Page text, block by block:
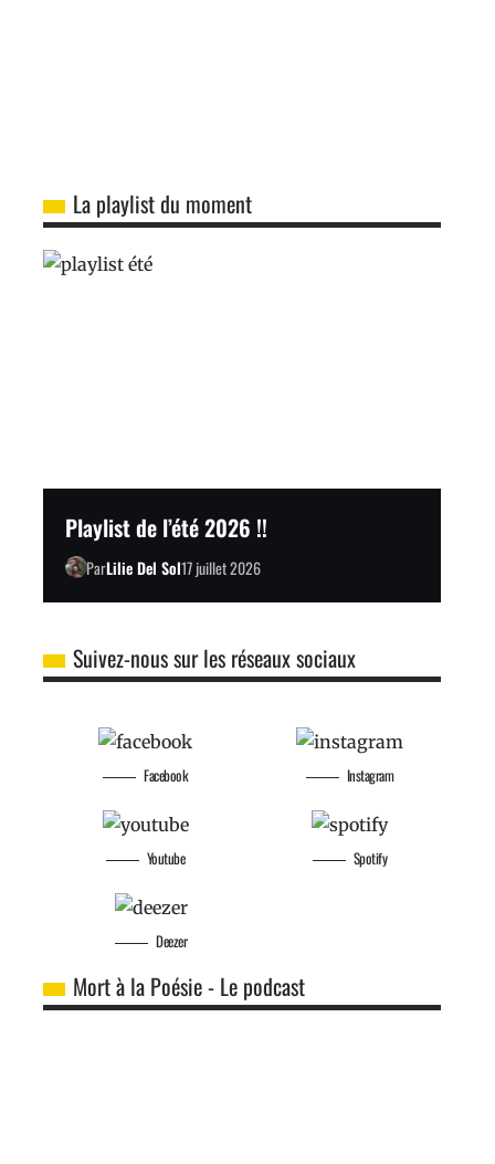
La playlist du moment
Playlist de l’été 2026 !!
ParLilie Del Sol17 juillet 2026
Suivez-nous sur les réseaux sociaux
Facebook
Youtube
Instagram
Spotify
Deezer
Mort à la Poésie - Le podcast